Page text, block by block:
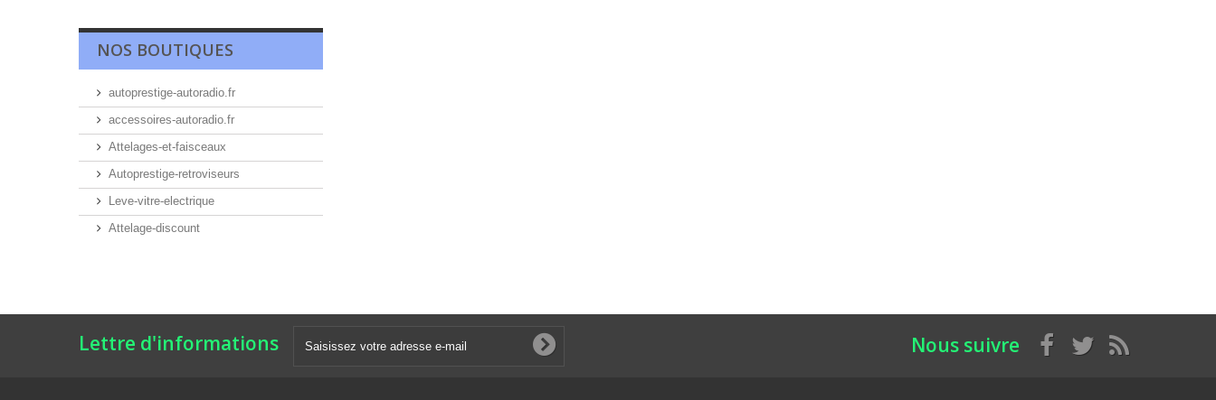
NOS BOUTIQUES
autoprestige-autoradio.fr
accessoires-autoradio.fr
Attelages-et-faisceaux
Autoprestige-retroviseurs
Leve-vitre-electrique
Attelage-discount
Lettre d'informations Nous suivre